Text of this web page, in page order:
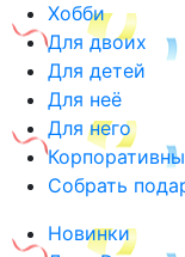
Хобби
Для двоих
Для детей
Для неё
Для него
Собрать
Новинки